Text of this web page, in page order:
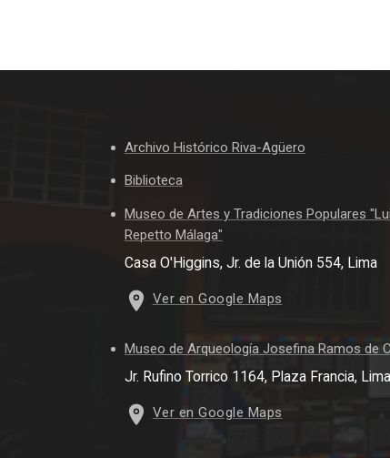
Archivo Histórico Riva-Agüero
Biblioteca
Museo de Artes y Tradiciones Populares
Repetto Málaga"
Casa O'Higgins, Jr. de la Unión 554, Lima
Ver en Google Maps
Museo de Arqueología Josefina Ramos de
Jr. Rufino Torrico 1164, Plaza Francia, Lima
Ver en Google Maps